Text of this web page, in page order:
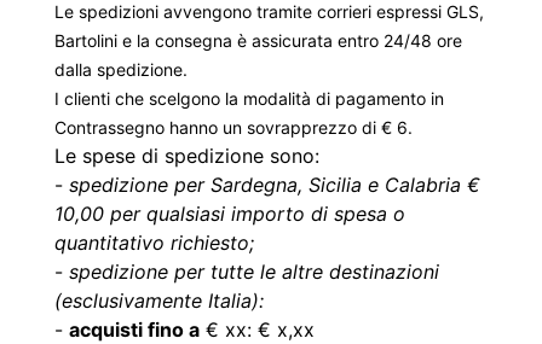
Le spedizioni avvengono tramite corrieri espressi GLS,
Bartolini e la consegna è assicurata entro 24/48 ore
dalla spedizione.
I clienti che scelgono la modalità di pagamento in
Contrassegno hanno un sovrapprezzo di € 6.
Le spese di spedizione sono:
- spedizione per Sardegna, Sicilia e Calabria €
10,00 per qualsiasi importo di spesa o
quantitativo richiesto;
- spedizione per tutte le altre destinazioni
(esclusivamente Italia):
- acquisti fino a € xx: € x,xx